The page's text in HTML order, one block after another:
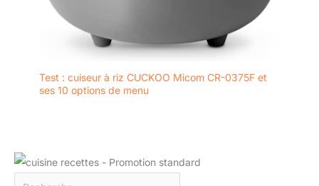
Test : cuiseur à riz CUCKOO Micom CR-0375F et
ses 10 options de menu